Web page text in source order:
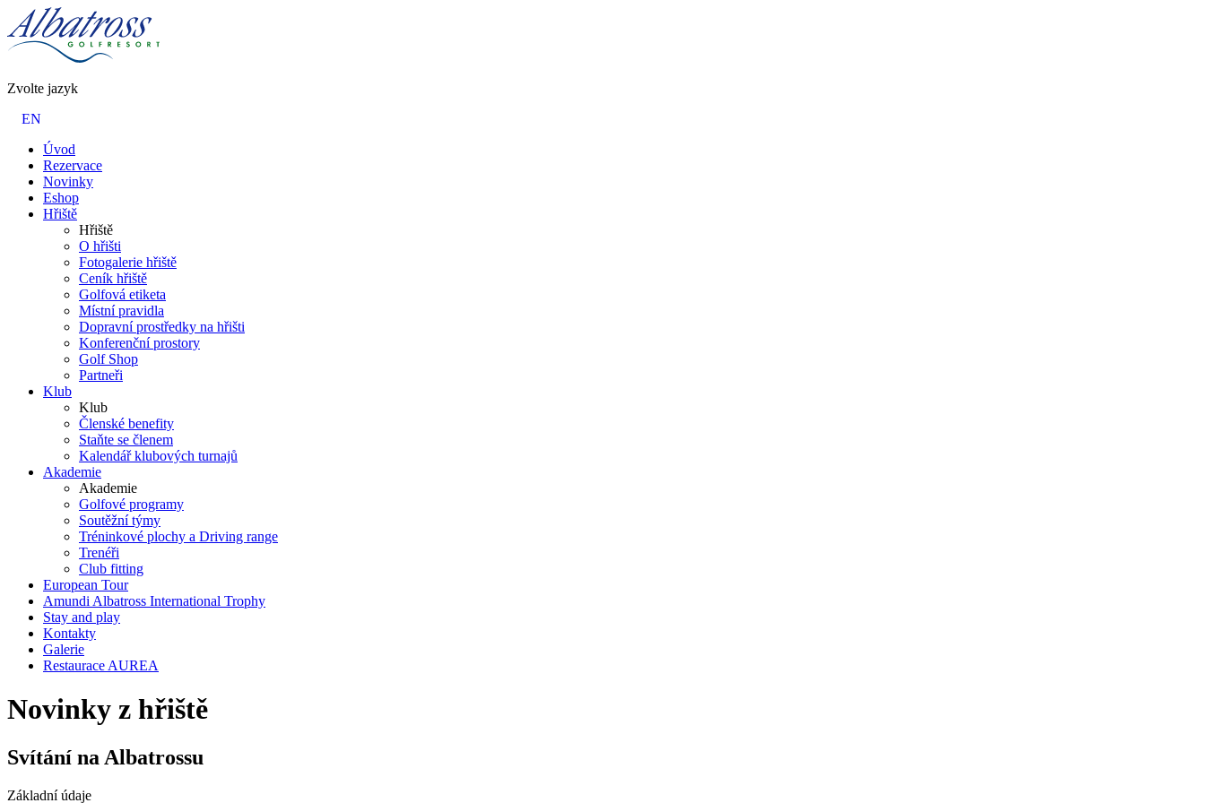
Zvolte jazyk
EN
Úvod
Rezervace
Novinky
Eshop
Hřiště
Hřiště
O hřišti
Fotogalerie hřiště
Ceník hřiště
Golfová etiketa
Místní pravidla
Dopravní prostředky na hřišti
Konferenční prostory
Golf Shop
Partneři
Klub
Klub
Členské benefity
Staňte se členem
Kalendář klubových turnajů
Akademie
Akademie
Golfové programy
Soutěžní týmy
Tréninkové plochy a Driving range
Trenéři
Club fitting
European Tour
Amundi Albatross International Trophy
Stay and play
Kontakty
Galerie
Restaurace AUREA
Novinky z hřiště
Svítání na Albatrossu
Základní údaje